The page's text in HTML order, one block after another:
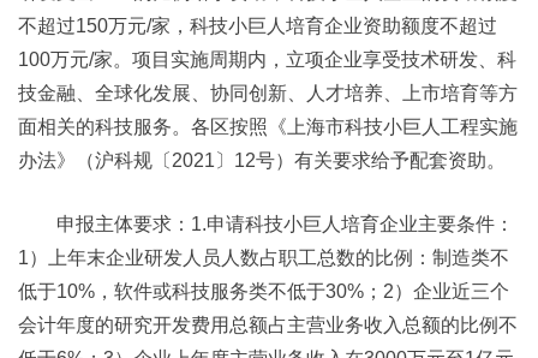
不超过150万元/家，科技小巨人培育企业资助额度不超过
100万元/家。项目实施周期内，立项企业享受技术研发、科
技金融、全球化发展、协同创新、人才培养、上市培育等方
面相关的科技服务。各区按照《上海市科技小巨人工程实施
办法》（沪科规〔2021〕12号）有关要求给予配套资助。
申报主体要求：1.申请科技小巨人培育企业主要条件：
1）上年末企业研发人员人数占职工总数的比例：制造类不
低于10%，软件或科技服务类不低于30%；2）企业近三个
会计年度的研究开发费用总额占主营业务收入总额的比例不